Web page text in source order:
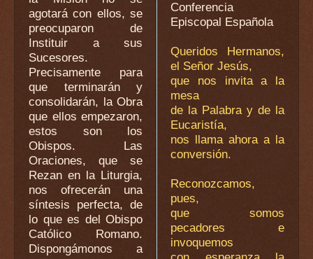
agotará con ellos, se
preocuparon de
Instituir a sus
Sucesores.
Precisamente para
que terminarán y
consolidarán, la Obra
que ellos empezaron,
estos son los
Obispos. Las
Oraciones, que se
Rezan en la Liturgia,
nos ofrecerán una
síntesis perfecta, de
lo que es del Obispo
Católico Romano.
Dispongámonos a
Conferencia
Episcopal Española
Queridos Hermanos,
el Señor Jesús,
que nos invita a la
mesa
de la Palabra y de la
Eucaristía,
nos llama ahora a la
conversión.
Reconozcamos,
pues,
que somos
pecadores e
invoquemos